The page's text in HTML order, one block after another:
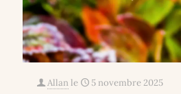
Allan le 5 novembre 2025